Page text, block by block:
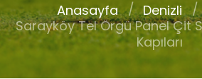
Anasayfa Denizli
Sarayköy Tel Örgü Panel Çit
Kapıları